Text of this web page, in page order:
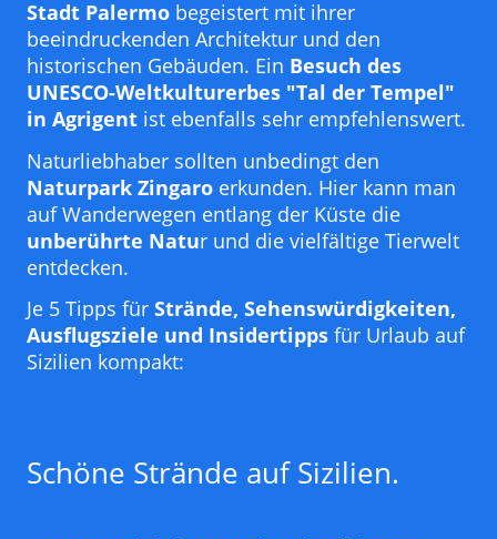
Stadt Palermo begeistert mit ihrer
beeindruckenden Architektur und den
historischen Gebäuden. Ein Besuch des
UNESCO-Weltkulturerbes "Tal der Tempel"
in Agrigent ist ebenfalls sehr empfehlenswert.
Naturliebhaber sollten unbedingt den
Naturpark Zingaro erkunden. Hier kann man
auf Wanderwegen entlang der Küste die
unberührte Natur und die vielfältige Tierwelt
entdecken.
Je 5 Tipps für Strände, Sehenswürdigkeiten,
Ausflugsziele und Insidertipps für Urlaub auf
Sizilien kompakt:
Schöne Strände auf Sizilien.